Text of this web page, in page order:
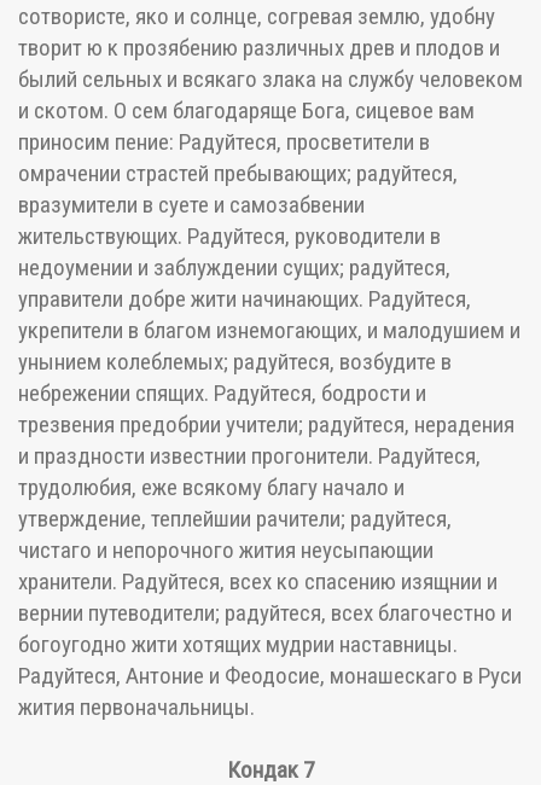
сотвористе, яко и солнце, согревая землю, удобну
творит ю к прозябению различных древ и плодов и
былий сельных и всякаго злака на службу человеком
и скотом. О сем благодаряще Бога, сицевое вам
приносим пение: Радуйтеся, просветители в
омрачении страстей пребывающих; радуйтеся,
вразумители в суете и самозабвении
жительствующих. Радуйтеся, руководители в
недоумении и заблуждении сущих; радуйтеся,
управители добре жити начинающих. Радуйтеся,
укрепители в благом изнемогающих, и малодушием и
унынием колеблемых; радуйтеся, возбудите в
небрежении спящих. Радуйтеся, бодрости и
трезвения предобрии учители; радуйтеся, нерадения
и праздности известнии прогонители. Радуйтеся,
трудолюбия, еже всякому благу начало и
утверждение, теплейшии рачители; радуйтеся,
чистаго и непорочного жития неусыпающии
хранители. Радуйтеся, всех ко спасению изящнии и
вернии путеводители; радуйтеся, всех благочестно и
богоугодно жити хотящих мудрии наставницы.
Радуйтеся, Антоние и Феодосие, монашескаго в Руси
жития первоначальницы.
Кондак 7